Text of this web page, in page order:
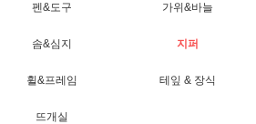
펜&도구 가위&바늘
솜&심지 지퍼
휠&프레임 테잎 & 장식
뜨개실